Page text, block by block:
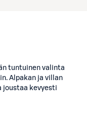
tuntuinen valinta
Alpakan ja villan
joustaa kevyesti